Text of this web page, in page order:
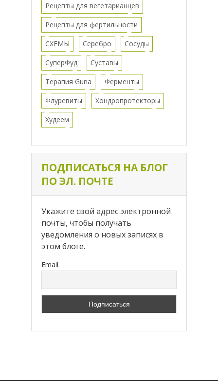
Рецепты для вегетарианцев
Рецепты для фертильности
СХЕМЫ Серебро Сосуды
СуперФуд Суставы
Терапия Guna Ферменты
Флуревиты Хондропротекторы
Худеем
ПОДПИСАТЬСЯ НА БЛОГ
ПО ЭЛ. ПОЧТЕ
Укажите свой адрес электронной
почты, чтобы получать
уведомления о новых записях в
этом блоге.
Email